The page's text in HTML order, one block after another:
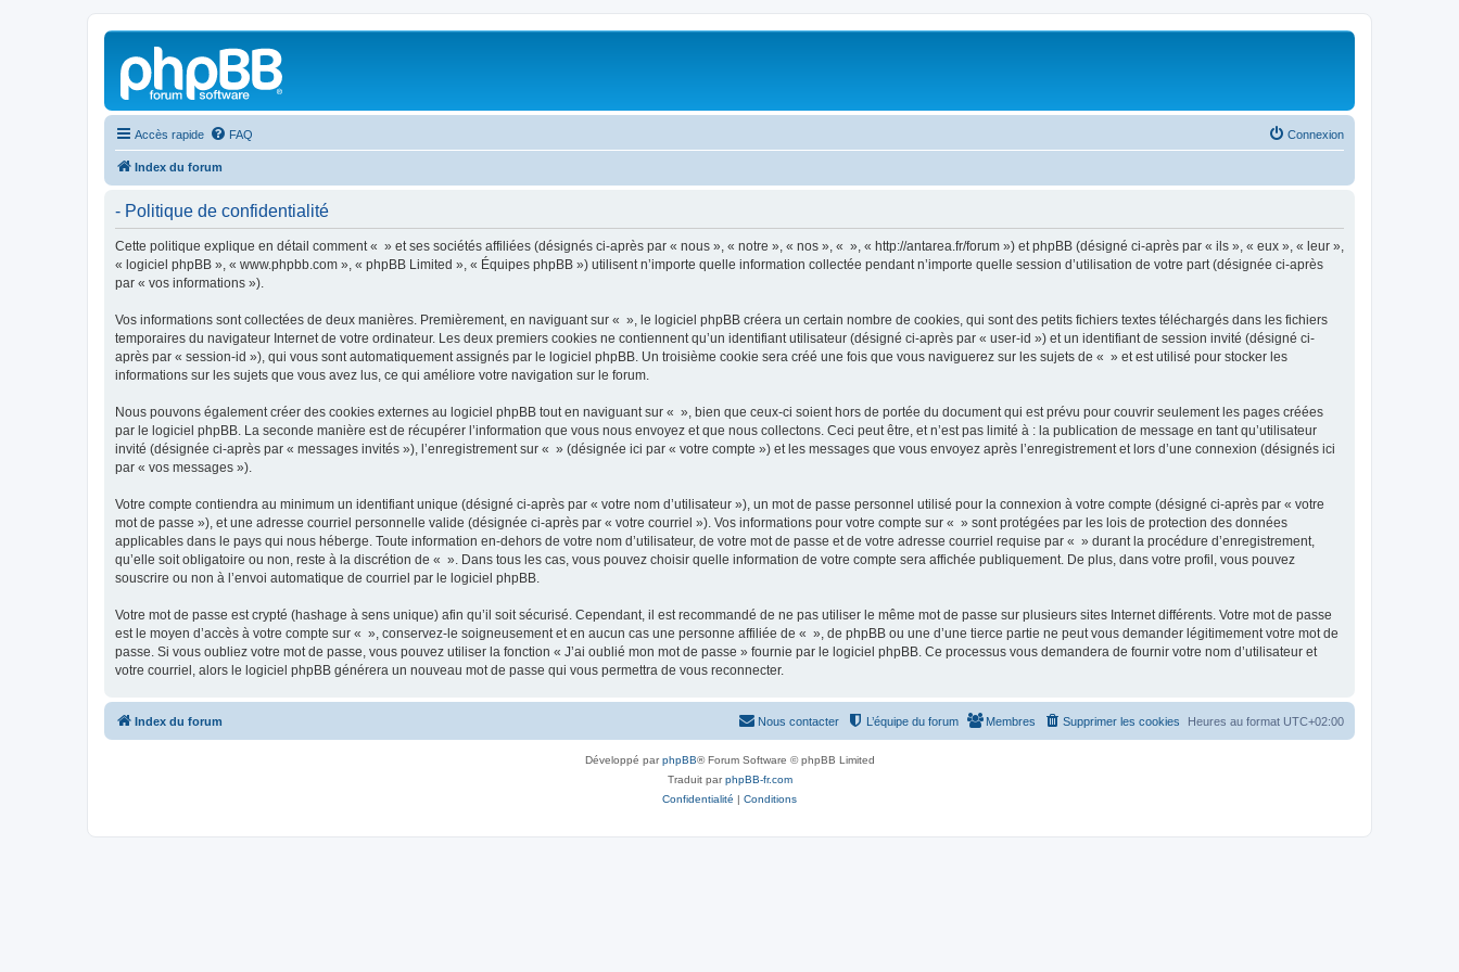
Accès rapide FAQ Connexion
Index du forum
- Politique de confidentialité
Cette politique explique en détail comment « » et ses sociétés affiliées (désignés ci-après par « nous », « notre », « nos », « », « http://antarea.fr/forum ») et phpBB (désigné ci-après par « ils », « eux », « leur »,
« logiciel phpBB », « www.phpbb.com », « phpBB Limited », « Équipes phpBB ») utilisent n’importe quelle information collectée pendant n’importe quelle session d’utilisation de votre part (désignée ci-après
par « vos informations »).
Vos informations sont collectées de deux manières. Premièrement, en naviguant sur « », le logiciel phpBB créera un certain nombre de cookies, qui sont des petits fichiers textes téléchargés dans les fichiers
temporaires du navigateur Internet de votre ordinateur. Les deux premiers cookies ne contiennent qu’un identifiant utilisateur (désigné ci-après par « user-id ») et un identifiant de session invité (désigné ci-
après par « session-id »), qui vous sont automatiquement assignés par le logiciel phpBB. Un troisième cookie sera créé une fois que vous naviguerez sur les sujets de « » et est utilisé pour stocker les
informations sur les sujets que vous avez lus, ce qui améliore votre navigation sur le forum.
Nous pouvons également créer des cookies externes au logiciel phpBB tout en naviguant sur « », bien que ceux-ci soient hors de portée du document qui est prévu pour couvrir seulement les pages créées
par le logiciel phpBB. La seconde manière est de récupérer l’information que vous nous envoyez et que nous collectons. Ceci peut être, et n’est pas limité à : la publication de message en tant qu’utilisateur
invité (désignée ci-après par « messages invités »), l’enregistrement sur « » (désignée ici par « votre compte ») et les messages que vous envoyez après l’enregistrement et lors d’une connexion (désignés ici
par « vos messages »).
Votre compte contiendra au minimum un identifiant unique (désigné ci-après par « votre nom d’utilisateur »), un mot de passe personnel utilisé pour la connexion à votre compte (désigné ci-après par « votre
mot de passe »), et une adresse courriel personnelle valide (désignée ci-après par « votre courriel »). Vos informations pour votre compte sur « » sont protégées par les lois de protection des données
applicables dans le pays qui nous héberge. Toute information en-dehors de votre nom d’utilisateur, de votre mot de passe et de votre adresse courriel requise par « » durant la procédure d’enregistrement,
qu’elle soit obligatoire ou non, reste à la discrétion de « ». Dans tous les cas, vous pouvez choisir quelle information de votre compte sera affichée publiquement. De plus, dans votre profil, vous pouvez
souscrire ou non à l’envoi automatique de courriel par le logiciel phpBB.
Votre mot de passe est crypté (hashage à sens unique) afin qu’il soit sécurisé. Cependant, il est recommandé de ne pas utiliser le même mot de passe sur plusieurs sites Internet différents. Votre mot de passe
est le moyen d’accès à votre compte sur « », conservez-le soigneusement et en aucun cas une personne affiliée de « », de phpBB ou une d’une tierce partie ne peut vous demander légitimement votre mot de
passe. Si vous oubliez votre mot de passe, vous pouvez utiliser la fonction « J’ai oublié mon mot de passe » fournie par le logiciel phpBB. Ce processus vous demandera de fournir votre nom d’utilisateur et
votre courriel, alors le logiciel phpBB générera un nouveau mot de passe qui vous permettra de vous reconnecter.
Index du forum Heures au format UTC+02:00
Supprimer les cookies
Membres
L’équipe du forum
Nous contacter
Développé parphpBB® Forum Software © phpBB Limited
Traduit parphpBB-fr.com
Confidentialité | Conditions